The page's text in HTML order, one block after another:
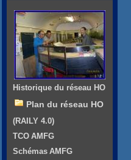
Historique du réseau HO
Plan du réseau HO
(RAILY 4.0)
TCO AMFG
Schémas AMFG